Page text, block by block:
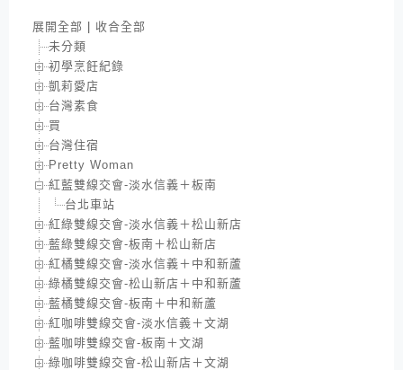
展開全部
收合全部
未分類
初學烹飪紀錄
凱莉愛店
台灣素食
買
台灣住宿
Pretty Woman
紅藍雙線交會-淡水信義＋板南
台北車站
紅綠雙線交會-淡水信義＋松山新店
藍綠雙線交會-板南＋松山新店
紅橘雙線交會-淡水信義＋中和新蘆
綠橘雙線交會-松山新店＋中和新蘆
藍橘雙線交會-板南＋中和新蘆
紅咖啡雙線交會-淡水信義＋文湖
藍咖啡雙線交會-板南＋文湖
綠咖啡雙線交會-松山新店＋文湖